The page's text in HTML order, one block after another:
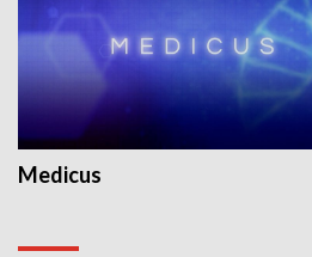
Medicus